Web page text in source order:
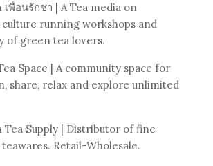
เพื่อนรักชา | A Tea media on
culture running workshops and
of green tea lovers.
Space | A community space for
share, relax and explore unlimited
Tea Supply | Distributor of fine
Retail-Wholesale.